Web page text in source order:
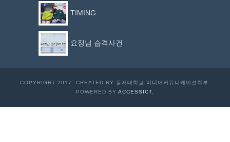
TIMING
요정님 습격사건
COPYRIGHT 2017. CREATED BY 동서대학교 미디어커뮤니케이션학부.
POWERED BY ACCESSICT.